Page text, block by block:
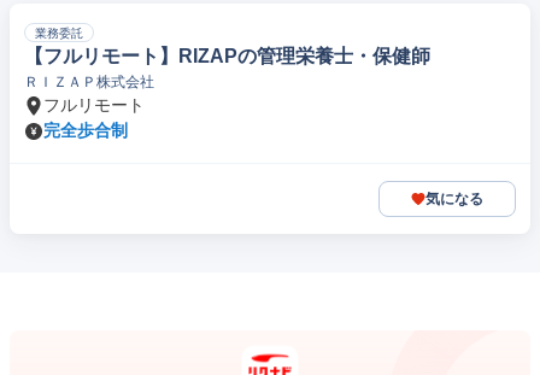
業務委託
【フルリモート】RIZAPの管理栄養士・保健師
ＲＩＺＡＰ株式会社
フルリモート
完全歩合制
気になる